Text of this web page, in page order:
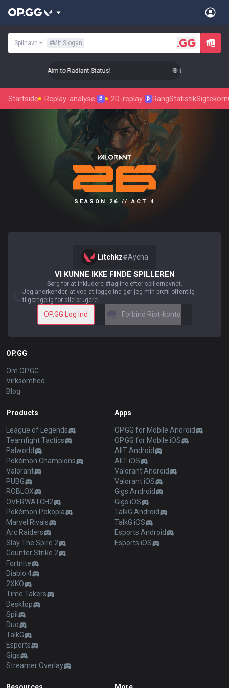
Spilnavn + #Mit Slogan
Level Up Your Aim to Radiant Status! 🎯 Level Up Your
Startside Replay-analyse β 2D-replay β RangStatistikSigtekorn
SEASON 26 // ACT 4
Litchkz#Aycha
VI KUNNE IKKE FINDE SPILLEREN
Sørg for at inkludere #tagline efter spillernavnet.
Jeg anerkender, at ved at logge ind gør jeg min profil offentlig
tilgængelig for alle brugere
OP.GG Log Ind Forbind Riot-konto
OP.GG
Om OP.GG
Virksomhed
Blog
Products
League of Legends
Teamfight Tactics
Palworld
Pokémon Champions
Valorant
PUBG
ROBLOX
OVERWATCH2
Pokémon Pokopia
Marvel Rivals
Arc Raiders
Slay The Spire 2
Counter Strike 2
Fortnite
Diablo 4
2XKO
Time Takers
Desktop
Spil
Duo
TalkG
Esports
Gigs
Streamer Overlay
Apps
OP.GG for Mobile Android
OP.GG for Mobile iOS
AllT Android
AllT iOS
Valorant Android
Valorant iOS
Gigs Android
Gigs iOS
TalkG Android
TalkG iOS
Esports Android
Esports iOS